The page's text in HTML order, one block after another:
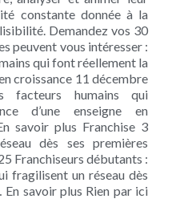
constante donnée à la
Demandez vos 30
peuvent vous intéresser :
qui font réellement la
croissance 11 décembre
facteurs humains qui
d’une enseigne en
savoir plus Franchise 3
dès ses premières
Franchiseurs débutants :
fragilisent un réseau dès
savoir plus Rien par ici